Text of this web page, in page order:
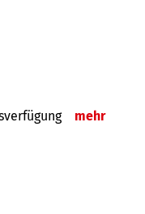
mehr